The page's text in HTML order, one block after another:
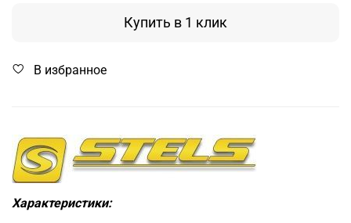
Купить в 1 клик
В избранное
Характеристики: